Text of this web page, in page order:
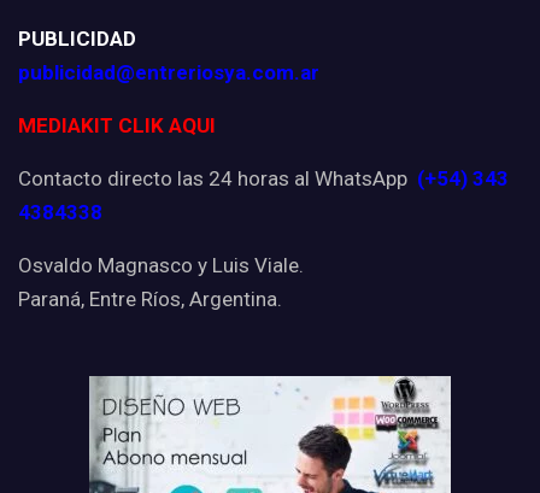
PUBLICIDAD
publicidad@entreriosya.com.ar
MEDIAKIT CLIK AQUI
Contacto directo las 24 horas al WhatsApp (+54) 343
4384338
Osvaldo Magnasco y Luis Viale.
Paraná, Entre Ríos, Argentina.